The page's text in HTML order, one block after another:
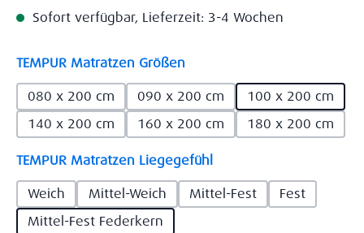
Sofort verfügbar, Lieferzeit: 3-4 Wochen
TEMPUR Matratzen Größen
080 x 200 cm
090 x 200 cm
100 x 200 cm
140 x 200 cm
160 x 200 cm 180 x 200 cm
TEMPUR Matratzen Liegegefühlauswählen
Weich
Mittel-Weich Mittel-Fest
Fest
Mittel-Fest Federkern